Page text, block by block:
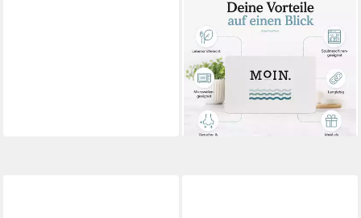
Frühstücksbrett
Frühstücksbrettchen aus
Resopal - Moin, Resopal, (1-
St)
13,55 €
lieferbar - in 2-3 Werktagen bei dir